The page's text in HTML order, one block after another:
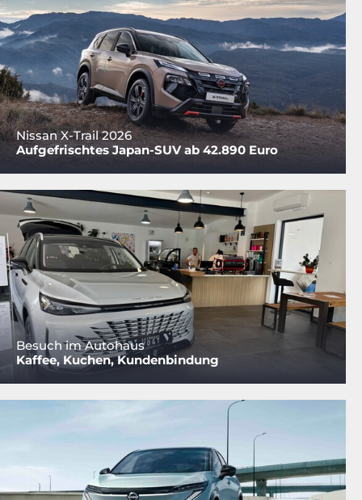
Nissan X-Trail 2026
Aufgefrischtes Japan-SUV ab 42.890 Euro
Besuch im Autohaus
Kaffee, Kuchen, Kundenbindung